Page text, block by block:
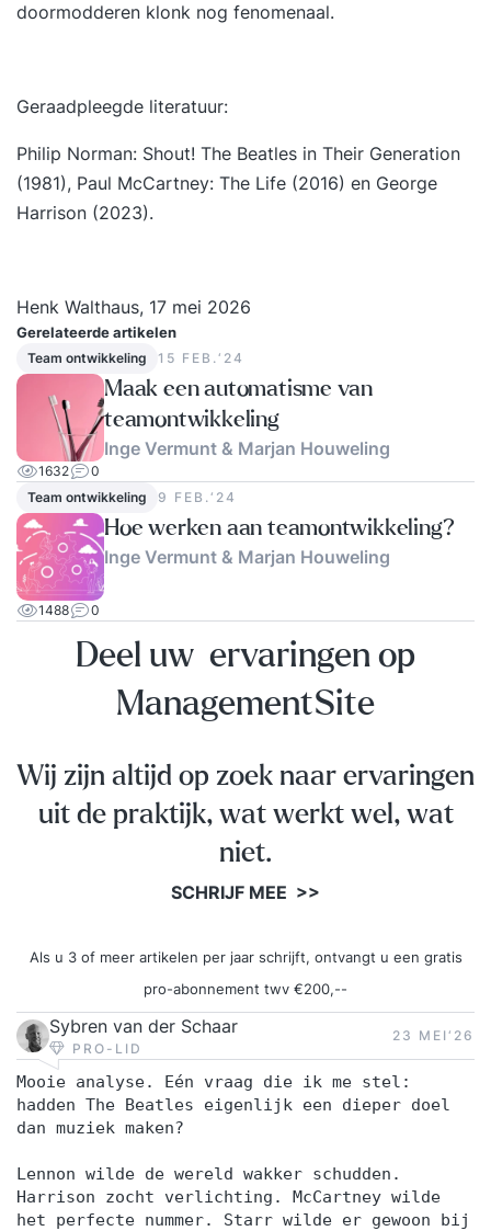
doormodderen klonk nog fenomenaal.
Geraadpleegde literatuur:
Philip Norman: Shout! The Beatles in Their Generation
(1981), Paul McCartney: The Life (2016) en George
Harrison (2023).
Henk Walthaus, 17 mei 2026
Gerelateerde artikelen
Team ontwikkeling 15 FEB.‘24
Maak een automatisme van
teamontwikkeling
Inge Vermunt & Marjan Houweling
1632
0
Team ontwikkeling
9 FEB.‘24
Hoe werken aan teamontwikkeling?
Inge Vermunt & Marjan Houweling
1488 0
Deel uw ervaringen op
ManagementSite
Wij zijn altijd op zoek naar ervaringen
uit de praktijk, wat werkt wel, wat
niet.
SCHRIJF MEE >>
Als u 3 of meer artikelen per jaar schrijft, ontvangt u een gratis
pro-abonnement twv €200,--
Sybren van der Schaar
PRO-LID
23 MEI‘26
Mooie analyse. Eén vraag die ik me stel:
hadden The Beatles eigenlijk een dieper doel
dan muziek maken?
Lennon wilde de wereld wakker schudden.
Harrison zocht verlichting. McCartney wilde
het perfecte nummer. Starr wilde er gewoon bij